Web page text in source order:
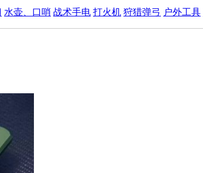
水壶、口哨 战术手电 打火机 狩猎弹弓 户外工具